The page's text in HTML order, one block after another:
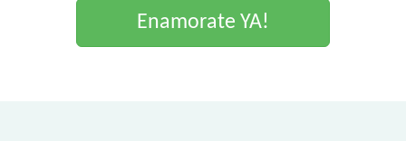
Enamorate YA!